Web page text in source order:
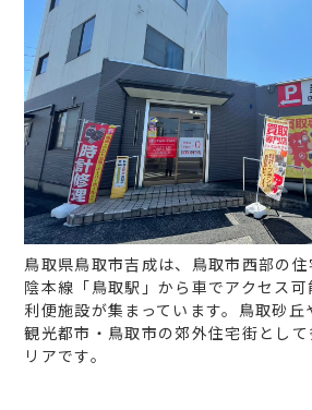
鳥取県鳥取市吉成は、鳥取市西部の
陰本線「鳥取駅」から車でアクセス
利便施設が集まっています。鳥取砂丘
観光都市・鳥取市の郊外住宅街とし
リアです。